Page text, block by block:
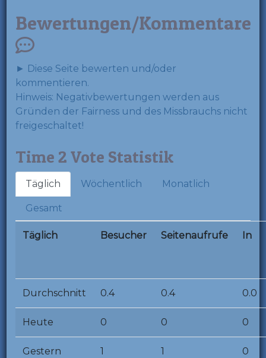
Bewertungen/Kommentare
► Diese Seite bewerten und/oder
kommentieren.
Hinweis: Negativbewertungen werden aus
Gründen der Fairness und des Missbrauchs nicht
freigeschaltet!
Time 2 Vote Statistik
Täglich Wöchentlich Monatlich
Gesamt
Täglich Besucher Seitenaufrufe In
Durchschnitt 0.4 0.4 0.0
Heute 0 0 0
Gestern 1 1 0